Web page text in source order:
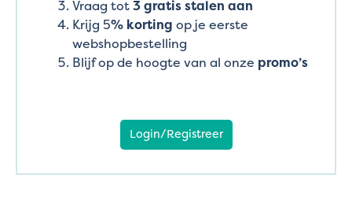
Vraag tot3 gratis stalen aan
Krijg 5% korting op je eerste
webshopbestelling
Blijf op de hoogte van al onze promo’s
Login/Registreer